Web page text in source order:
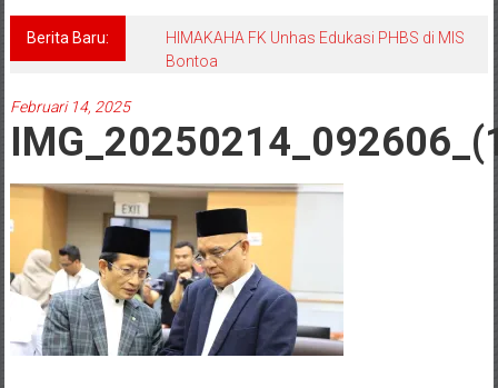
Hadir
Untuk
Berita Baru:
HIMAKAHA FK Unhas Edukasi PHBS di MIS
Bontoa
Februari 14, 2025